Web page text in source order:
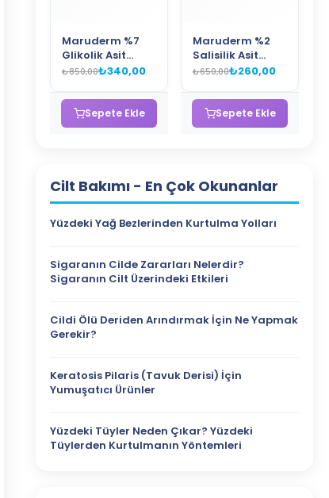
Maruderm %7
Glikolik Asit
Aydınlatıcı Tonik
Cilt Yenileyici
AHA Tonik 250
ML
₺850,00₺340,00
Sepete Ekle
Maruderm %2
Salisilik Asit
(BHA) Gözenek
Tonik – Siyah
Nokta Karşıtı
Arındırıcı Tonik
₺650,00₺260,00
Sepete Ekle
Cilt Bakımı - En Çok Okunanlar
Yüzdeki Yağ Bezlerinden Kurtulma Yolları
Sigaranın Cilde Zararları Nelerdir?
Sigaranın Cilt Üzerindeki Etkileri
Cildi Ölü Deriden Arındırmak İçin Ne Yapmak
Gerekir?
Keratosis Pilaris (Tavuk Derisi) İçin
Yumuşatıcı Ürünler
Yüzdeki Tüyler Neden Çıkar? Yüzdeki
Tüylerden Kurtulmanın Yöntemleri